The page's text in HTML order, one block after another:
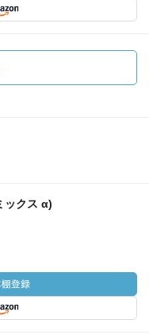
ックス α)